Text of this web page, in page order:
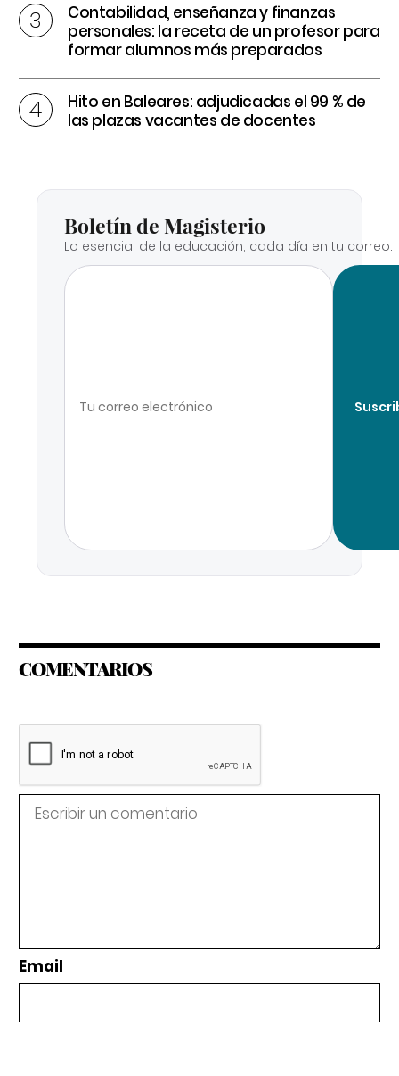
Contabilidad, enseñanza y finanzas
personales: la receta de un profesor para
formar alumnos más preparados
Hito en Baleares: adjudicadas el 99 % de
las plazas vacantes de docentes
Boletín de Magisterio
Lo esencial de la educación, cada día en tu correo.
COMENTARIOS
Email